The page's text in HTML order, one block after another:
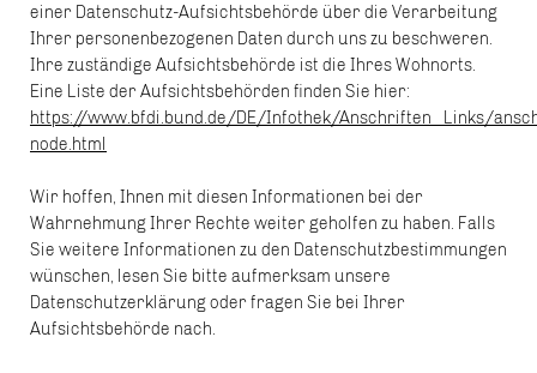
einer Datenschutz-Aufsichtsbehörde über die Verarbeitung
Ihrer personenbezogenen Daten durch uns zu beschweren.
Ihre zuständige Aufsichtsbehörde ist die Ihres Wohnorts.
Eine Liste der Aufsichtsbehörden finden Sie hier:
https://www.bfdi.bund.de/DE/Infothek/Anschriften_Links/
node.html
Wir hoffen, Ihnen mit diesen Informationen bei der
Wahrnehmung Ihrer Rechte weiter geholfen zu haben. Falls
Sie weitere Informationen zu den Datenschutzbestimmungen
wünschen, lesen Sie bitte aufmerksam unsere
Datenschutzerklärung oder fragen Sie bei Ihrer
Aufsichtsbehörde nach.